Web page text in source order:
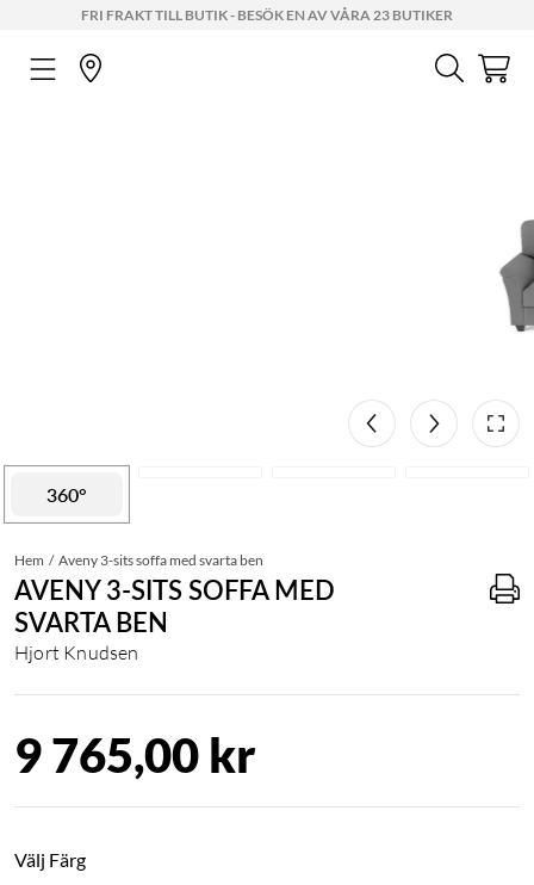
FRI FRAKT TILL BUTIK - BESÖK EN AV VÅRA 23 BUTIKER
360°
Hem Aveny 3-sits soffa med svarta ben
AVENY 3-SITS SOFFA MED
SVARTA BEN
Hjort Knudsen
9 765,00 kr
Välj Färg